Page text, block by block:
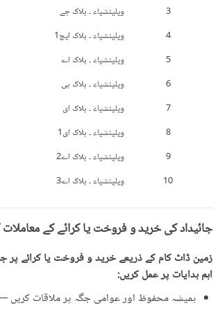
3
ویلینشیاء ۔ بلاک جے
4
ویلینشیاء ۔ بلاک ایچ1
5
ویلینشیاء ۔ بلاک اے
6
ویلینشیاء ۔ بلاک بی
7
ویلینشیاء ۔ بلاک ای
8
ویلینشیاء ۔ بلاک ای1
9
ویلینشیاء ۔ بلاک اے2
10
ویلینشیاء ۔ بلاک اے3
جائیداد کی خرید و فروخت یا کرائے کے
زمین ڈاٹ کام کے ذریعے خرید و فروخت یا کرائے پر
اہم ہدایات پر عمل کریں:
ہمیشہ محفوظ اور عوامی جگہ پر ملاقات کریں